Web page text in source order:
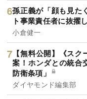
孫正義が「顔も見た
ト事業責任者に抜擢
小倉健一
【無料公開】《ス
案！ホンダとの統合
防衛条項」
ダイヤモンド編集部